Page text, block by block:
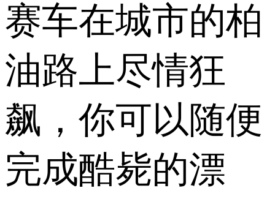
赛车在城市的柏
油路上尽情狂
飙，你可以随便
完成酷毙的漂